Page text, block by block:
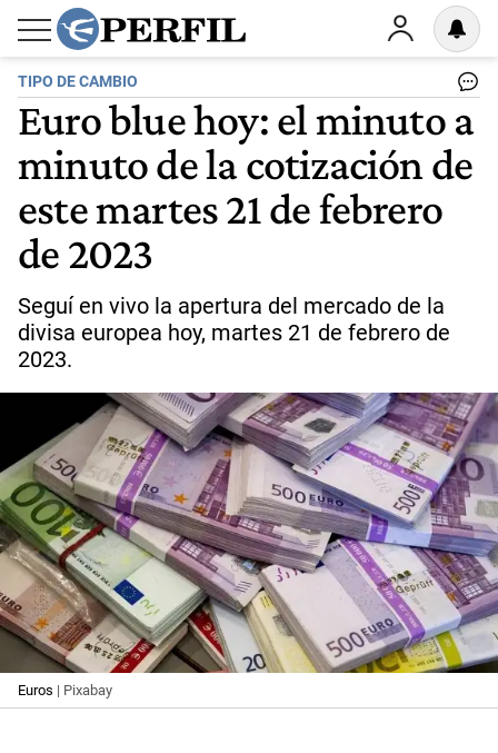
TIPO DE CAMBIO
Euro blue hoy: el minuto a
minuto de la cotización de
este martes 21 de febrero
de 2023
Seguí en vivo la apertura del mercado de la
divisa europea hoy, martes 21 de febrero de
2023.
Euros | Pixabay